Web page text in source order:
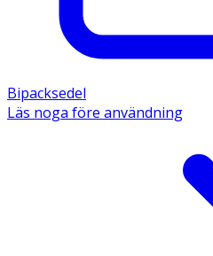
Bipacksedel
Läs noga före användning